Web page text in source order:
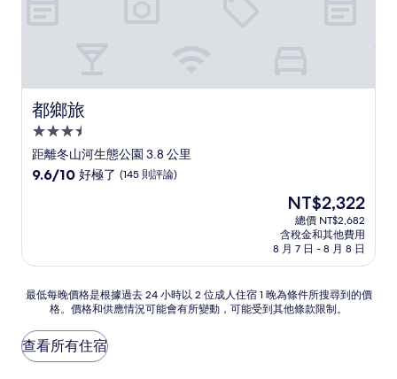
都鄉旅
都鄉旅
3.5
星
級
距離冬山河生態公園 3.8 公里
9.6
好
了，
(145
則
評
論)
9.6/10 好極了 (145 則評論)
現
在
價
格
為
NT$2,322
總價 NT$2,682
含稅金和其他費用
8 月 7 日 - 8 月 8 日
最
晚
價
最低每晚價格是根據過去 24 小時以 2 位成人住宿 1 晚為條件所搜尋到的價
格。價格和供應情況可能會有所變動，可能受到其他條款限制。
查看所有住宿